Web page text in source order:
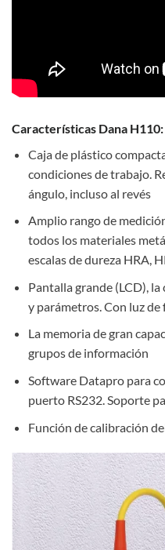
Características Dana H110:
Caja de plástico
condiciones de trabajo.
ángulo, incluso al revés
Amplio rango de
todos los materiales
escalas de dureza HRA,
Pantalla grande (LCD),
y parámetros. Con luz de
La memoria de gran
grupos de información
Software Datapro para
puerto RS232. Soporte
Función de calibración